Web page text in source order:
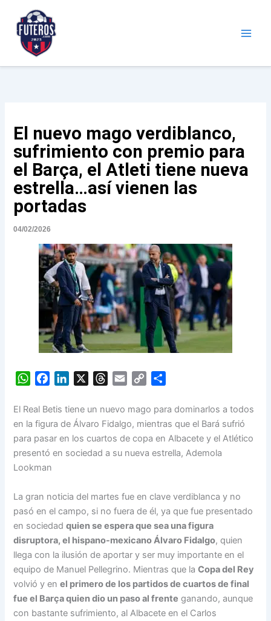
contenido
El nuevo mago verdiblanco,
sufrimiento con premio para
el Barça, el Atleti tiene nueva
estrella…así vienen las
portadas
04/02/2026
W
a
t
s
A
p
c
e
b
o
o
n
k
e
d
r
e
a
d
a
i
l
C
p
y
L
i
a
r
e
El Real Betis tiene un nuevo mago para dominarlos a todos
en la figura de Álvaro Fidalgo, mientras que el Bará sufrió
para pasar en los cuartos de copa en Albacete y el Atlético
presentó en sociedad a su nueva estrella, Ademola
Lookman
La gran noticia del martes fue en clave verdiblanca y no
pasó en el campo, si no fuera de él, ya que fue presentado
en sociedadquien se espera que sea una figura
disruptora, el hispano-mexicano Álvaro Fidalgo, quien
llega con la ilusión de aportar y ser muy importante en el
equipo de Manuel Pellegrino. Mientras que laCopa del Rey
volvió y enel primero de los partidos de cuartos de final
fue el Barça quien dio un paso al frente ganando, aunque
con bastante sufrimiento, al Albacete en el Carlos